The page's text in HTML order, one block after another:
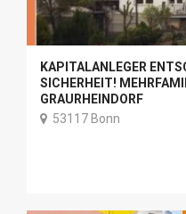
KAPITALANLEGER
SICHERHEIT!
GRAURHEINDORF
53117 Bonn